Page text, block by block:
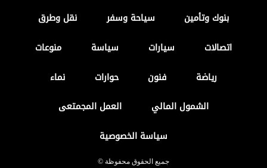
بنوك وتأمين
سياحة وسفر
نقل وطرق
اتصالات
سيارات سياسة
منوعات
رياضة
فنون حوارات
نماء
الشمول المالي
العمل المجمتعى
سياسة الخصوصية
جميع الحقوق محفوظة ©